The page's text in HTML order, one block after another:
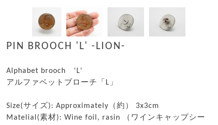
PIN BROOCH 'L' -LION-
Alphabet brooch 'L'
アルファベットブローチ「L」
Size(サイズ): Approximately（約） 3x3cm
Matelial(素材): Wine foil, rasin （ワインキャップシー